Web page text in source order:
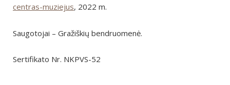
centras-muziejus, 2022 m.
Saugotojai – Gražiškių bendruomenė.
Sertifikato Nr. NKPVS-52